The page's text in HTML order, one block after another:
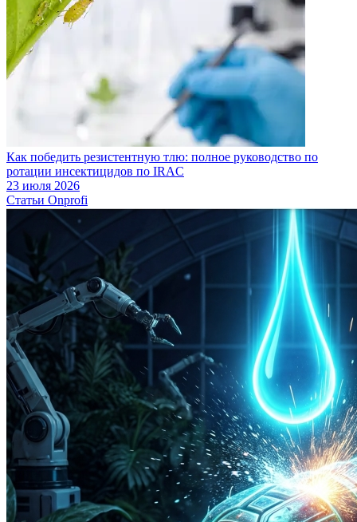
Как победить резистентную тлю: полное руководство по
ротации инсектицидов по IRAC
23 июля 2026
Статьи Onprofi